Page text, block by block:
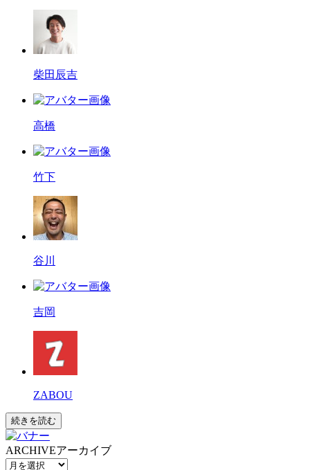
柴田辰吉
高橋
竹下
谷川
吉岡
ZABOU
続きを読む
ARCHIVEアーカイブ